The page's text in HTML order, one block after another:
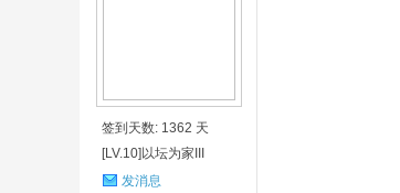
签到天数: 1362 天
[LV.10]以坛为家III
发消息